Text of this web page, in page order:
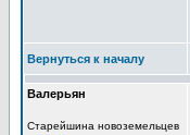
Вернуться к началу
Валерьян
Старейшина новоземельцев